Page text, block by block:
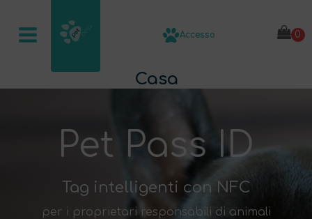
Accesso
Casa
Pet Pass ID
Tag intelligenti con NFC
per i proprietari responsabili di animali